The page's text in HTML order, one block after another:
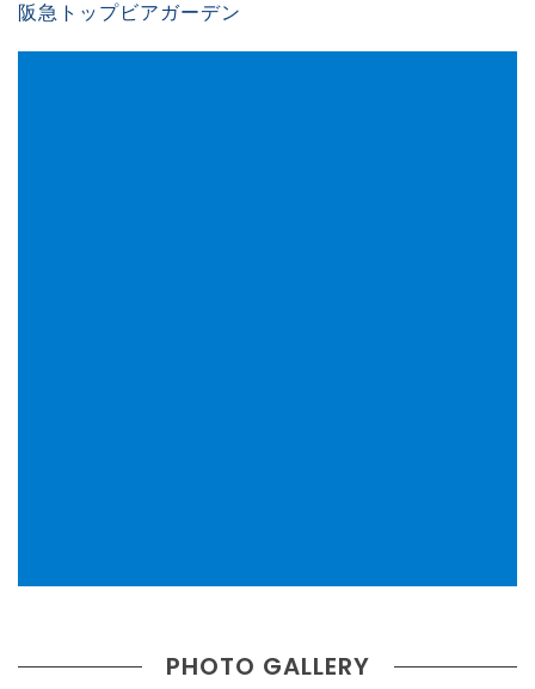
阪急トップビアガーデン
PHOTO GALLERY